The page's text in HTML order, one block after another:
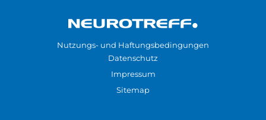
Nutzungs- und Haftungsbedingungen
Datenschutz
Impressum
Sitemap